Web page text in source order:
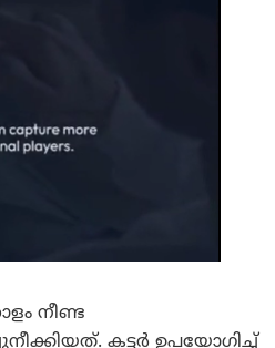
നീണ്ട
കട്ടർ ഉപയോഗിച്ച്